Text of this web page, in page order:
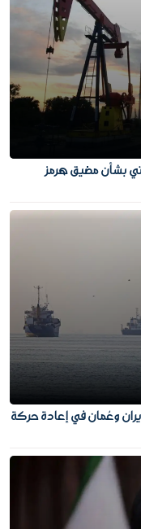
بشأن مضيق هرمز
وعُمان في إعادة حركة